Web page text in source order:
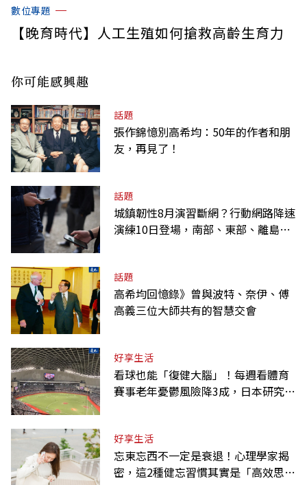
數位專題
【晚育時代】人工生殖如何搶救高齡生育力
你可能感興趣
話題
張作錦憶別高希均：50年的作者和朋
友，再見了！
話題
城鎮韌性8月演習斷網？行動網路降速
演練10日登場，南部、東部、離島為
話題
高希均回憶錄》曾與波特、奈伊、傅
高義三位大師共有的智慧交會
好享生活
看球也能「復健大腦」！每週看體育
賽事老年憂鬱風險降3成，日本研究：
好享生活
忘東忘西不一定是衰退！心理學家揭
密，這2種健忘習慣其實是「高效思